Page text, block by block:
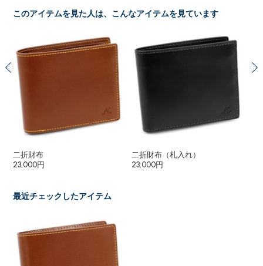
このアイテムを見た人は、こんなアイテムを見ています
二折財布
23,000円
二折財布（札入れ）
23,000円
最近チェックしたアイテム